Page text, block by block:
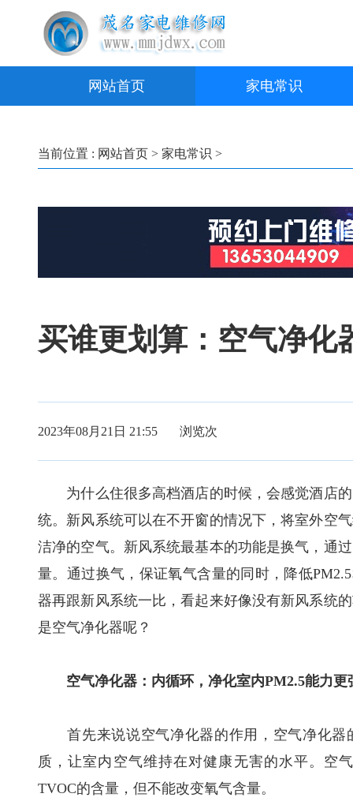
网站首页 家电常识
当前位置 : 网站首页 > 家电常识 >
买谁更划算：空气净化
2023年08月21日 21:55 浏览次
为什么住很多高档酒店的时候，会感觉酒店的
统。新风系统可以在不开窗的情况下，将室外空
洁净的空气。新风系统最基本的功能是换气，通
量。通过换气，保证氧气含量的同时，降低
器再跟新风系统一比，看起来好像没有新风系统
是空气净化器呢？
空气净化器：内循环，净化室内PM2.5能力更
首先来说说空气净化器的作用，空气净化器
质，让室内空气维持在对健康无害的水平。空
TVOC的含量，但不能改变氧气含量。